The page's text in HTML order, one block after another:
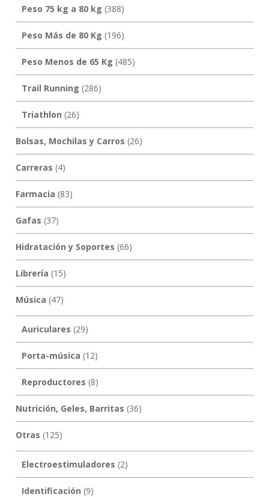
Peso 75 kg a 80 kg (388)
Peso Más de 80 Kg (196)
Peso Menos de 65 Kg (485)
Trail Running (286)
Triathlon (26)
Bolsas, Mochilas y Carros (26)
Carreras (4)
Farmacia (83)
Gafas (37)
Hidratación y Soportes (66)
Librería (15)
Música (47)
Auriculares (29)
Porta-música (12)
Reproductores (8)
Nutrición, Geles, Barritas (36)
Otras (125)
Electroestimuladores (2)
Identificación (9)